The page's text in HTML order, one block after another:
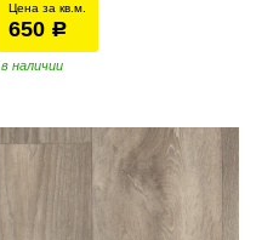
Цена за кв.м.
650 р
в наличии